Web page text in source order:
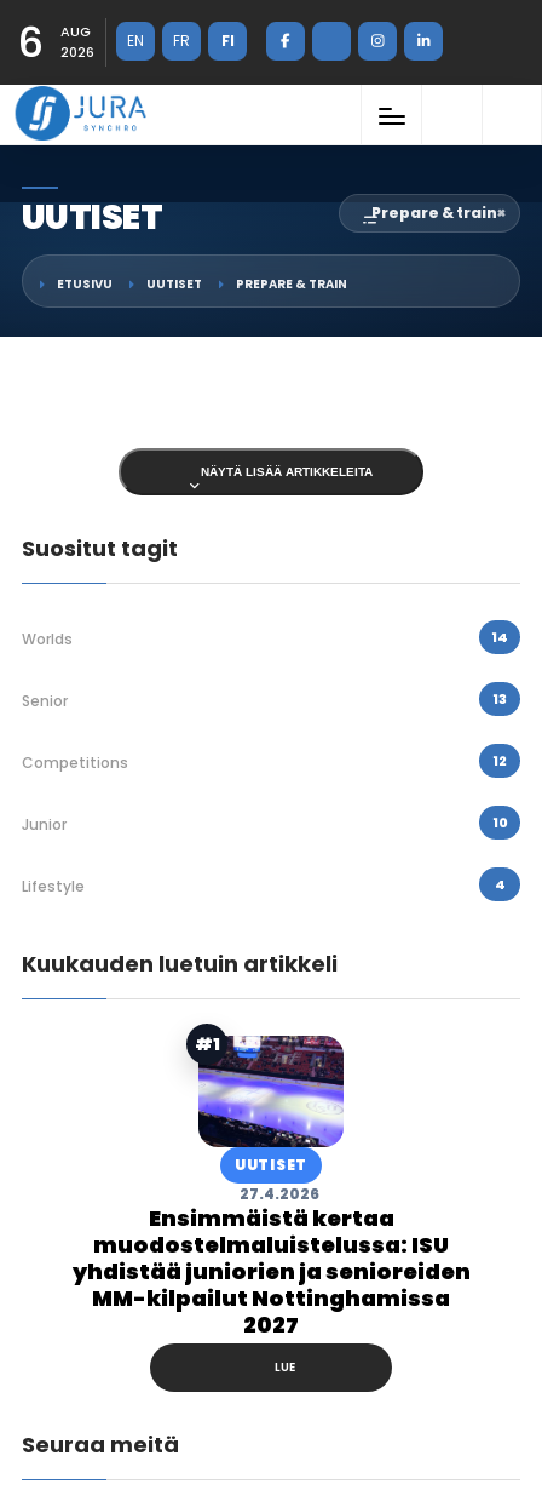
6
AUG
2026
EN FR FI
UUTISET Prepare & train×
ETUSIVU UUTISET PREPARE & TRAIN
NÄYTÄ LISÄÄ ARTIKKELEITA
Suositut tagit
Worlds 14
Senior 13
Competitions 12
Junior 10
Lifestyle 4
Kuukauden luetuin artikkeli
#1
UUTISET
27.4.2026
Ensimmäistä kertaa
muodostelmaluistelussa: ISU
yhdistää juniorien ja senioreiden
MM-kilpailut Nottinghamissa
2027
LUE
Seuraa meitä